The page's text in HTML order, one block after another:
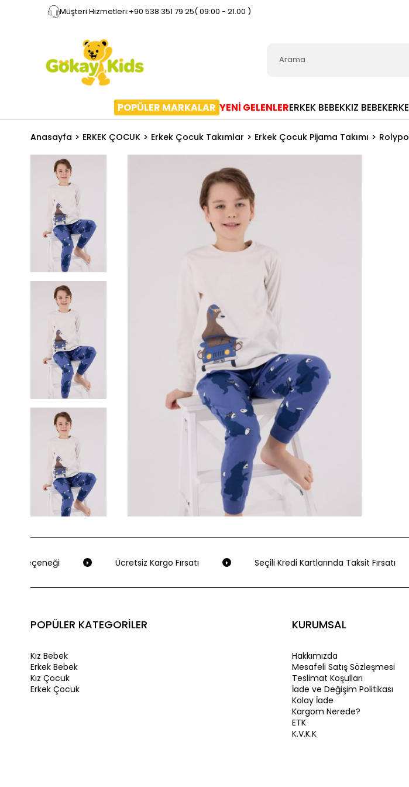
Müşteri Hizmetleri:+90 538 351 79 25( 09:00 - 21.00 )
POPÜLER MARKALAR YENİ GELENLERERKEK BEBEKKIZ BEBEK
Anasayfa ERKEK ÇOCUK Erkek Çocuk Takımlar Erkek Çocuk Pijama Takımı
Seçeneği Ücretsiz Kargo Fırsatı Seçili Kredi Kartlarında Taksit Fırsatı
POPÜLER KATEGORİLER
Kız Bebek
Erkek Bebek
Kız Çocuk
Erkek Çocuk
KURUMSAL
Hakkımızda
Mesafeli Satış Sözleşmesi
Teslimat Koşulları
İade ve Değişim Politikası
Kolay İade
Kargom Nerede?
ETK
K.V.K.K